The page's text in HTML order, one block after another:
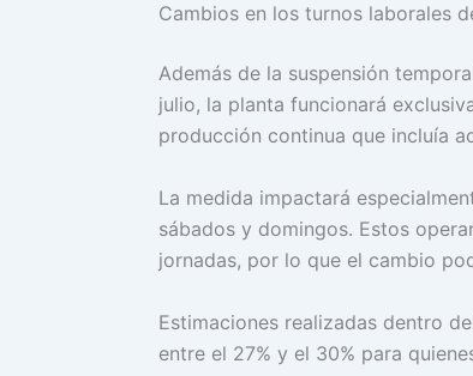
Cambios en los turnos laborales
Además de la suspensión
julio, la planta funcionará
producción continua que incluía
La medida impactará
sábados y domingos. Estos
jornadas, por lo que el cambio
Estimaciones realizadas dentro
entre el 27% y el 30% para